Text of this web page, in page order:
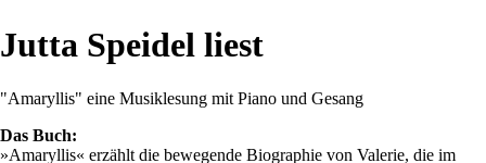
Jutta Speidel liest
"Amaryllis" eine Musiklesung mit Piano und Gesang
Das Buch:
»Amaryllis« erzählt die bewegende Biographie von Valerie, die im